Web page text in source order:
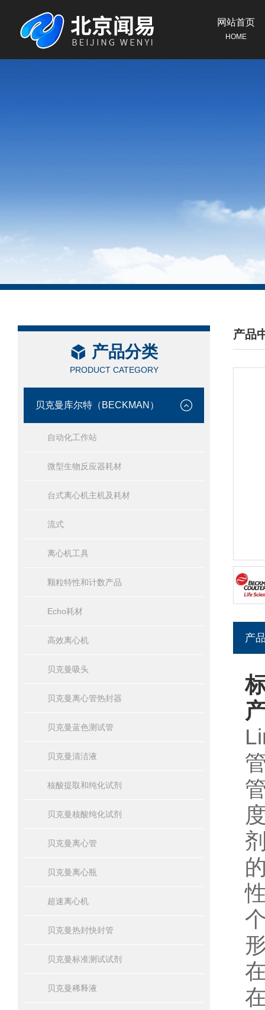
网站首页
HOME
产品分类
PRODUCT CATEGORY
贝克曼库尔特（BECKMAN）
自动化工作站
微型生物反应器耗材
台式离心机主机及耗材
流式
离心机工具
颗粒特性和计数产品
Echo耗材
高效离心机
贝克曼吸头
贝克曼离心管热封器
贝克曼蓝色测试管
贝克曼清洁液
核酸提取和纯化试剂
贝克曼核酸纯化试剂
贝克曼离心管
贝克曼离心瓶
超速离心机
贝克曼热封快封管
贝克曼标准测试试剂
贝克曼稀释液
产品
/
产